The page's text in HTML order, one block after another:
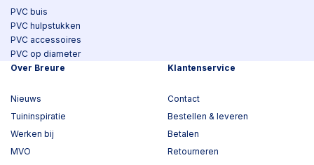
PVC buis
PVC hulpstukken
PVC accessoires
PVC op diameter
Over Breure
Nieuws
Tuininspiratie
Werken bij
MVO
Klantenservice
Contact
Bestellen & leveren
Betalen
Retourneren